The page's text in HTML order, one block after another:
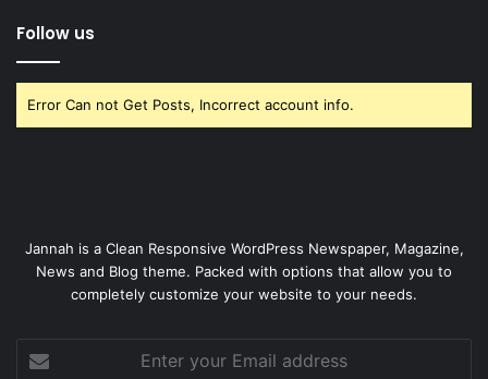
Follow us
Error Can not Get Posts, Incorrect account info.
Jannah is a Clean Responsive WordPress Newspaper, Magazine,
News and Blog theme. Packed with options that allow you to
completely customize your website to your needs.
your